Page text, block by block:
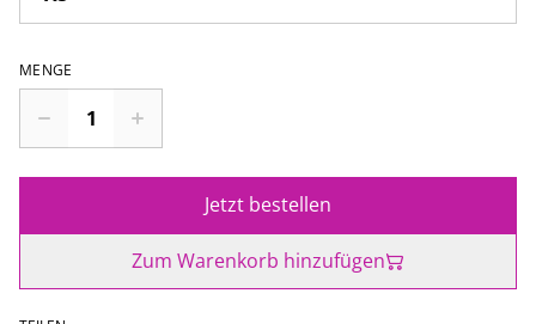
MENGE
Jetzt bestellen
Zum Warenkorb hinzufügen